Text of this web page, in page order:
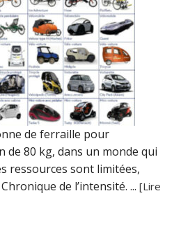
de ferraille pour
80 kg, dans un monde qui
ressources sont limitées,
de l’intensité. ...[Lire